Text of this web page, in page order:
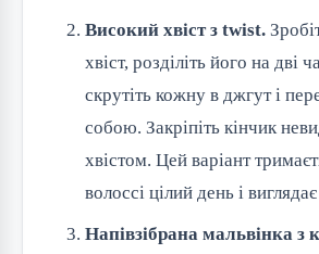
Високий хвіст з twist.
хвіст, розділіть його на дві
скрутіть кожну в джгут і
собою. Закріпіть кінчик
хвістом. Цей варіант
волоссі цілий день і
Напівзібрана мальвінка з